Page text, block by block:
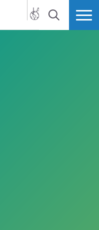
LATVIEŠU
SEARCH MORE